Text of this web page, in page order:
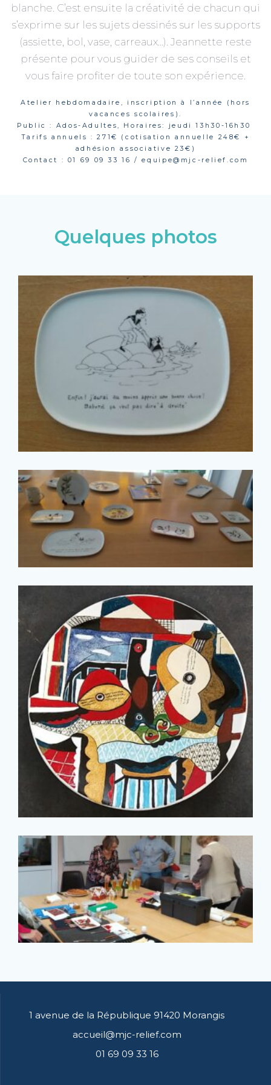
blanche. C’est ensuite la créativité de chacun qui
s’exprime sur les sujets dessinés sur les supports
(assiette, bol, vase, carreaux…). Jeannette reste
présente pour vous guider de ses conseils et
vous faire profiter de toute son expérience.
Atelier hebdomadaire, inscription à l’année (hors
vacances scolaires).
Public : Ados-Adultes, Horaires: jeudi 13h30-16h30
Tarifs annuels : 271€ (cotisation annuelle 248€ +
adhésion associative 23€)
Contact : 01 69 09 33 16 / equipe@mjc-relief.com
Quelques photos
1 avenue de la République 91420 Morangis
accueil@mjc-relief.com
01 69 09 33 16